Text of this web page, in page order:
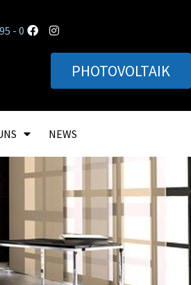
- 0
PHOTOVOLTAIK
NEWS